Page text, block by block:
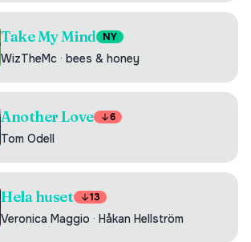
Take My Mind NY
WizTheMc · bees & honey
Another Love 6
Tom Odell
Hela huset 13
Veronica Maggio · Håkan Hellström